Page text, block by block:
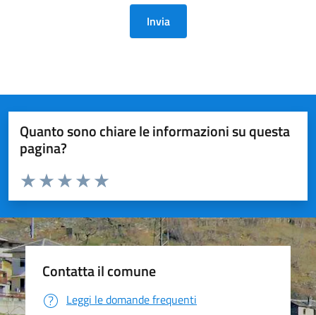
Invia
Quanto sono chiare le informazioni su questa
pagina?
Valuta da 1 a 5 stelle la pagina
Valuta 5 stelle su 5
Valuta 4 stelle su 5
Valuta 3 stelle su 5
Valuta 2 stelle su 5
Valuta 1 stelle su 5
Contatta il comune
Leggi le domande frequenti